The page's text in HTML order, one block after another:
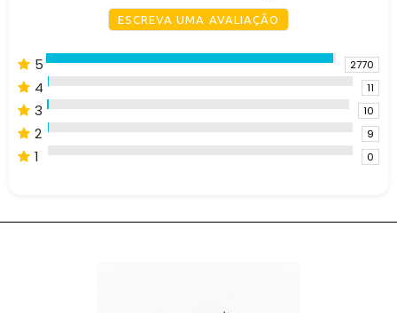
ESCREVA UMA AVALIAÇÃO
5 2770
4 11
3 10
2 9
1 0